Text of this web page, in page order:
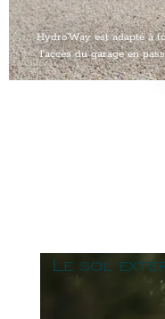
Hydro’Way est adapté à
l’accès du garage en
Le sol